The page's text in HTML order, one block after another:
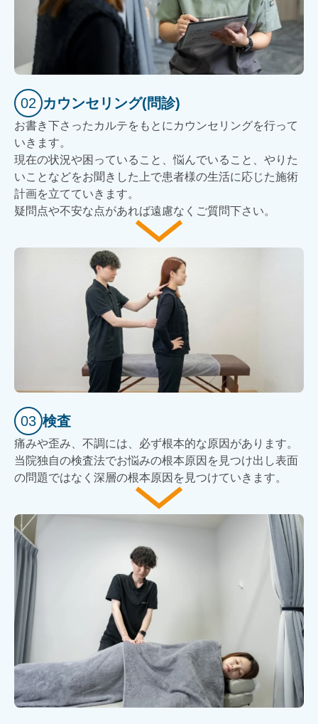
02 カウンセリング(問診)
お書き下さったカルテをもとにカウンセリングを行って
いきます。
現在の状況や困っていること、悩んでいること、やりた
いことなどをお聞きした上で患者様の生活に応じた施術
計画を立てていきます。
疑問点や不安な点があれば遠慮なくご質問下さい。
03 検査
痛みや歪み、不調には、必ず根本的な原因があります。
当院独自の検査法でお悩みの根本原因を見つけ出し表面
の問題ではなく深層の根本原因を見つけていきます。